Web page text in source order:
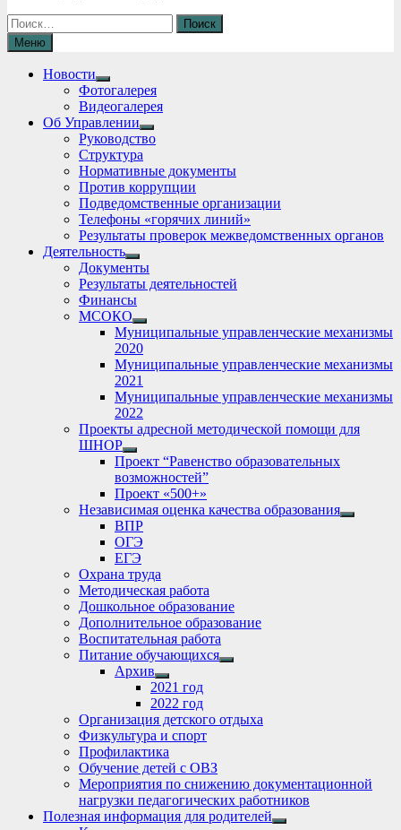
Найти:
Меню
Новости
Show
sub
menu
Фотогалерея
Видеогалерея
Об Управлении
Show
sub
Руководство
Структура
Нормативные документы
Против коррупции
Подведомственные организации
Телефоны «горячих линий»
Результаты проверок межведомственных органов
Деятельность
Show
sub
menu
Документы
Результаты деятельностей
Финансы
МСОКО
Show
sub
menu
Муниципальные управленческие механизмы
2020
Муниципальные управленческие механизмы
2021
Муниципальные управленческие механизмы
2022
Проекты адресной методической помощи для
ШНОР
Show
sub
menu
Проект “Равенство образовательных
возможностей”
Проект «500+»
Независимая оценка качества образования
Show
ВПР
ОГЭ
ЕГЭ
Охрана труда
Методическая работа
Дошкольное образование
Дополнительное образование
Воспитательная работа
Питание обучающихся
Show
Архив
Show
sub
menu
2021 год
2022 год
Организация детского отдыха
Физкультура и спорт
Профилактика
Обучение детей с ОВЗ
Мероприятия по снижению документационной
нагрузки педагогических работников
Полезная информация для родителей
Show